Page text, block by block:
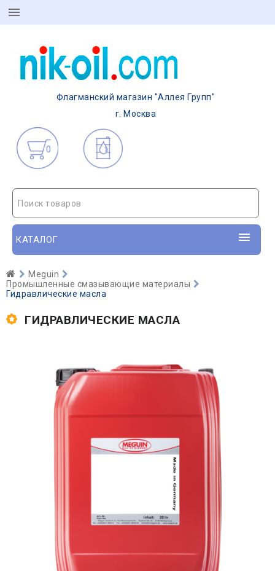
Флагманский магазин "Аллея Групп"
г. Москва
0
Поиск товаров
КАТАЛОГ
Meguin
Промышленные смазывающие материалы
Гидравлические масла
ГИДРАВЛИЧЕСКИЕ МАСЛА